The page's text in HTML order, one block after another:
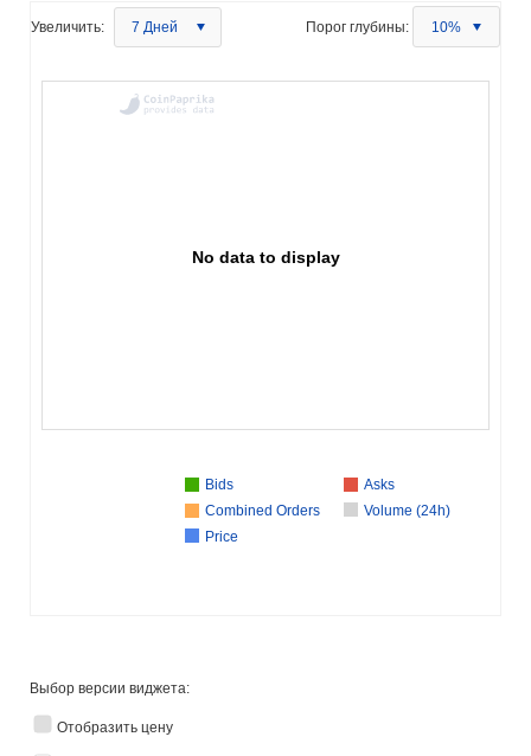
Увеличить: 7 Дней Порог глубины: 10%
No data to display
Bids
Asks
Combined Orders
Volume (24h)
Price
Выбор версии виджета:
Отобразить цену